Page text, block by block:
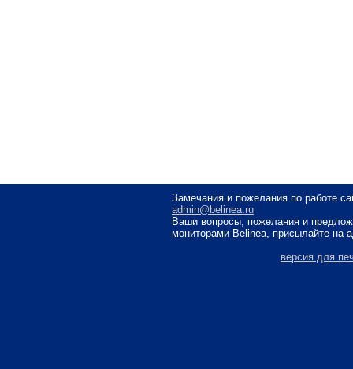
Замечания и пожелания по работе
admin@belinea.ru
Ваши вопросы, пожелания и
мониторами Belinea, присылайте на
версия для